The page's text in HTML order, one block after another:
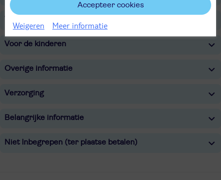
Wellness
Voor de kinderen
Overige informatie
Verzorging
Belangrijke informatie
Niet Inbegrepen (ter plaatse betalen)
Accepteer cookies
Weigeren Meer informatie